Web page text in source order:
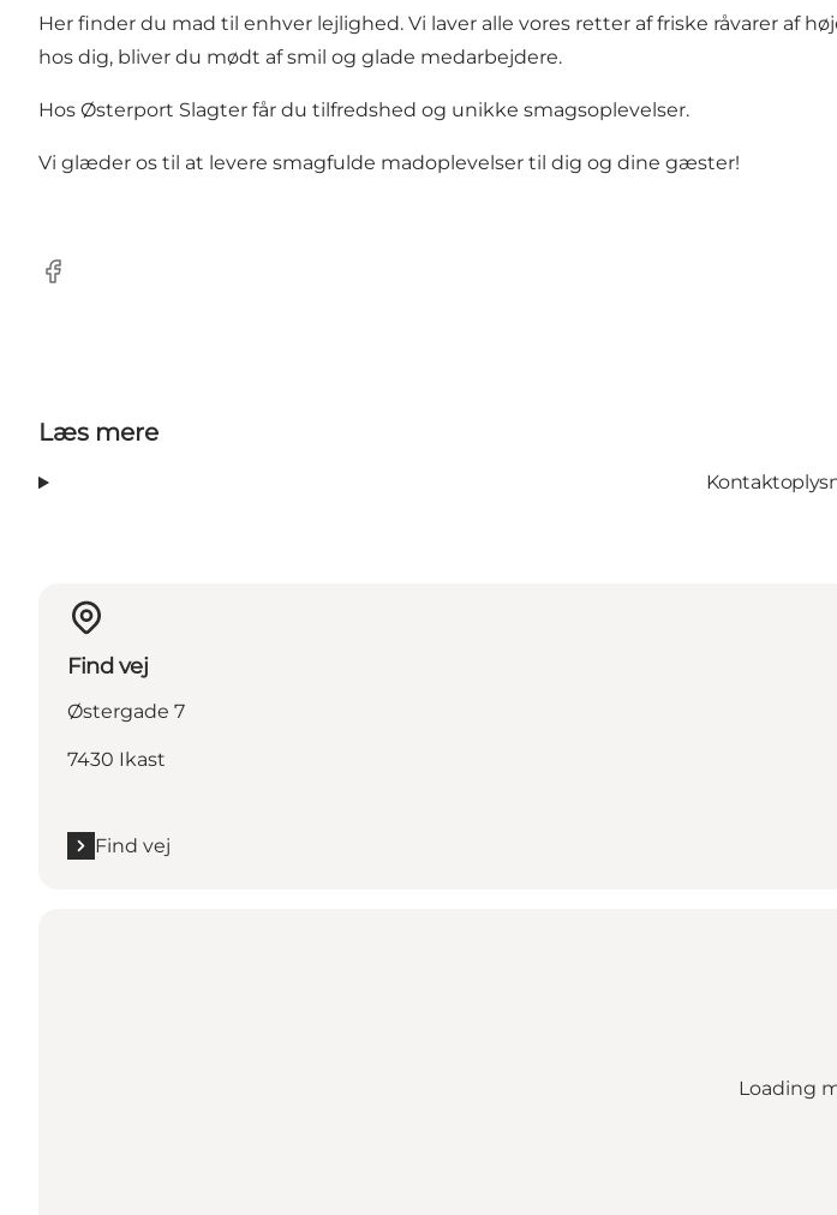
Her finder du mad til enhver lejlighed. Vi laver alle vores retter af friske råvarer af
hos dig, bliver du mødt af smil og glade medarbejdere.
Hos Østerport Slagter får du tilfredshed og unikke smagsoplevelser.
Vi glæder os til at levere smagfulde madoplevelser til dig og dine gæster!
Facebook
Læs mere
Find vej
Østergade 7
7430 Ikast
Find vej
Loading